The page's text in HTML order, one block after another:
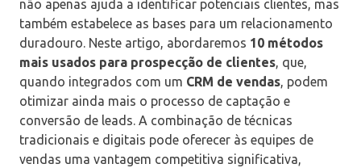
não apenas ajuda a identificar potenciais clientes, mas
também estabelece as bases para um relacionamento
duradouro. Neste artigo, abordaremos 10 métodos
mais usados para prospecção de clientes, que,
quando integrados com um CRM de vendas, podem
otimizar ainda mais o processo de captação e
conversão de leads. A combinação de técnicas
tradicionais e digitais pode oferecer às equipes de
vendas uma vantagem competitiva significativa,